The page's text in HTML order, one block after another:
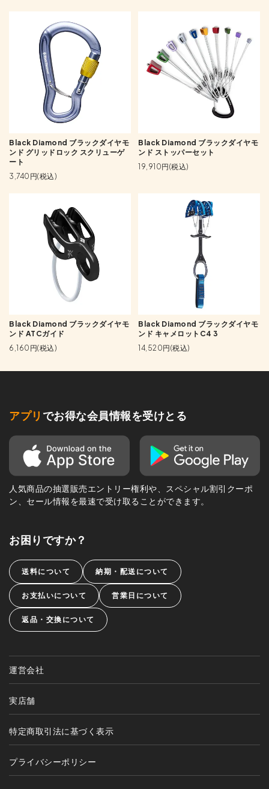
Black Diamond ブラックダイヤモ
ンド グリッドロック スクリューゲ
ート
3,740円(税込)
Black Diamond ブラックダイヤモ
ンド ストッパーセット
19,910円(税込)
Black Diamond ブラックダイヤモ
ンド ATCガイド
6,160円(税込)
Black Diamond ブラックダイヤモ
ンド キャメロットC4 3
14,520円(税込)
アプリ でお得な会員情報を受けとる
人気商品の抽選販売エントリー権利や、スペシャル割引クーポ
ン、セール情報を最速で受け取ることができます。
お困りですか？
送料について 納期・配送について
お支払いについて 営業日について
返品・交換について
運営会社
実店舗
特定商取引法に基づく表示
プライバシーポリシー